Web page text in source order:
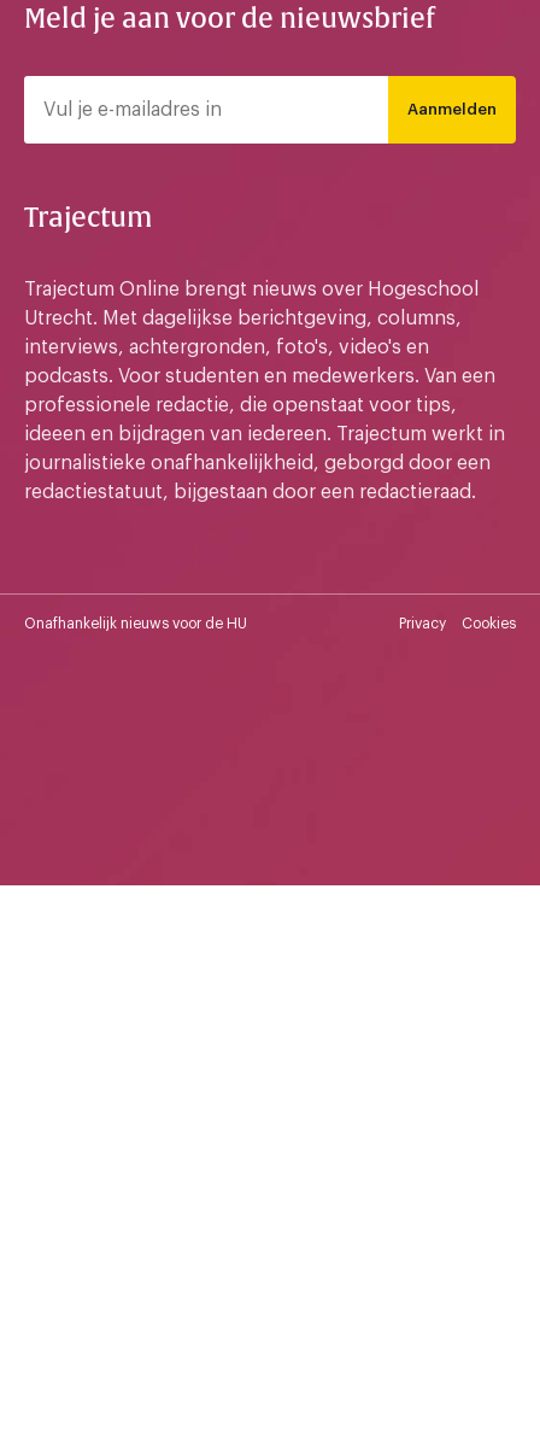
Meld je aan voor de nieuwsbrief
Aanmelden
Trajectum
Trajectum Online brengt nieuws over Hogeschool
Utrecht. Met dagelijkse berichtgeving, columns,
interviews, achtergronden, foto's, video's en
podcasts. Voor studenten en medewerkers. Van een
professionele redactie, die openstaat voor tips,
ideeen en bijdragen van iedereen. Trajectum werkt in
journalistieke onafhankelijkheid, geborgd door een
redactiestatuut, bijgestaan door een redactieraad.
Onafhankelijk nieuws voor de HU Privacy Cookies